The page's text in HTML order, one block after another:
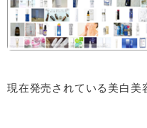
現在発売されている美白美